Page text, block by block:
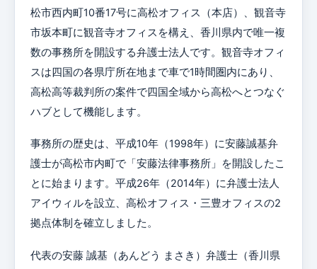
松市西内町10番17号に高松オフィス（本店）、観音寺
市坂本町に観音寺オフィスを構え、香川県内で唯一複
数の事務所を開設する弁護士法人です。観音寺オフィ
スは四国の各県庁所在地まで車で1時間圏内にあり、
高松高等裁判所の案件で四国全域から高松へとつなぐ
ハブとして機能します。
事務所の歴史は、平成10年（1998年）に安藤誠基弁
護士が高松市内町で「安藤法律事務所」を開設したこ
とに始まります。平成26年（2014年）に弁護士法人
アイウィルを設立、高松オフィス・三豊オフィスの2
拠点体制を確立しました。
代表の安藤 誠基（あんどう まさき）弁護士（香川県